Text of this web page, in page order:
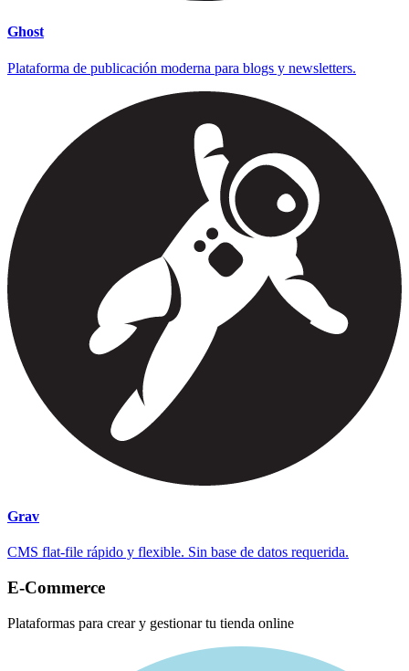
Ghost
Plataforma de publicación moderna para blogs y newsletters.
Grav
CMS flat-file rápido y flexible. Sin base de datos requerida.
E-Commerce
Plataformas para crear y gestionar tu tienda online